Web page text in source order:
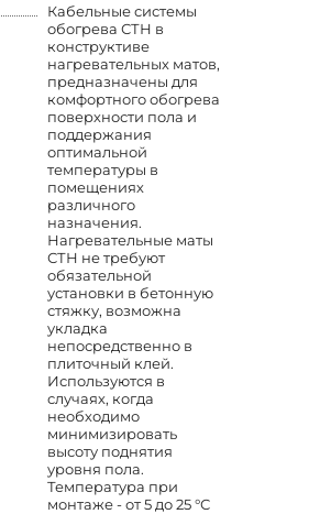
Кабельные системы
обогрева СТН в
конструктиве
нагревательных матов,
предназначены для
комфортного обогрева
поверхности пола и
поддержания
оптимальной
температуры в
помещениях
различного
назначения.
Нагревательные маты
СТН не требуют
обязательной
установки в бетонную
стяжку, возможна
укладка
непосредственно в
плиточный клей.
Используются в
случаях, когда
необходимо
минимизировать
высоту поднятия
уровня пола.
Температура при
монтаже - от 5 до 25 °С